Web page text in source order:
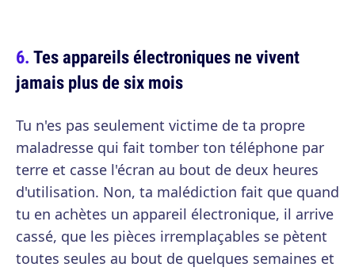
Tes appareils électroniques ne vivent
jamais plus de six mois
Tu n'es pas seulement victime de ta propre
maladresse qui fait tomber ton téléphone par
terre et casse l'écran au bout de deux heures
d'utilisation. Non, ta malédiction fait que quand
tu en achètes un appareil électronique, il arrive
cassé, que les pièces irremplaçables se pètent
toutes seules au bout de quelques semaines et